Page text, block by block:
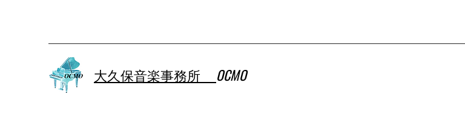
大久保音楽事務所 OCMO